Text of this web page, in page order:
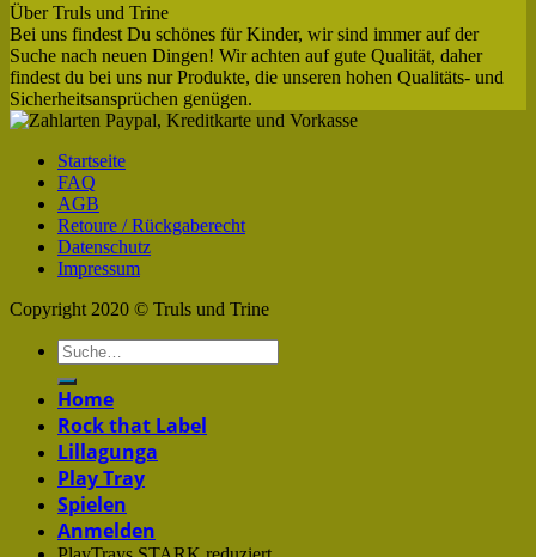
Über Truls und Trine
Bei uns findest Du schönes für Kinder, wir sind immer auf der
Suche nach neuen Dingen! Wir achten auf gute Qualität, daher
findest du bei uns nur Produkte, die unseren hohen Qualitäts- und
Sicherheitsansprüchen genügen.
Startseite
FAQ
AGB
Retoure / Rückgaberecht
Datenschutz
Impressum
Copyright 2020 © Truls und Trine
Home
Rock that Label
Lillagunga
Play Tray
Spielen
Anmelden